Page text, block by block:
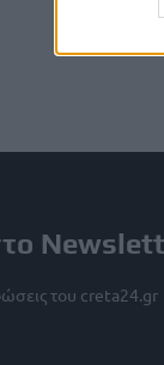
του creta24.gr